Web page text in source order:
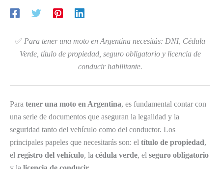
✅ Para tener una moto en Argentina necesitás: DNI, Cédula
Verde, título de propiedad, seguro obligatorio y licencia de
conducir habilitante.
Para tener una moto en Argentina, es fundamental contar con
una serie de documentos que aseguran la legalidad y la
seguridad tanto del vehículo como del conductor. Los
principales papeles que necesitarás son: el título de propiedad,
el registro del vehículo, la cédula verde, el seguro obligatorio